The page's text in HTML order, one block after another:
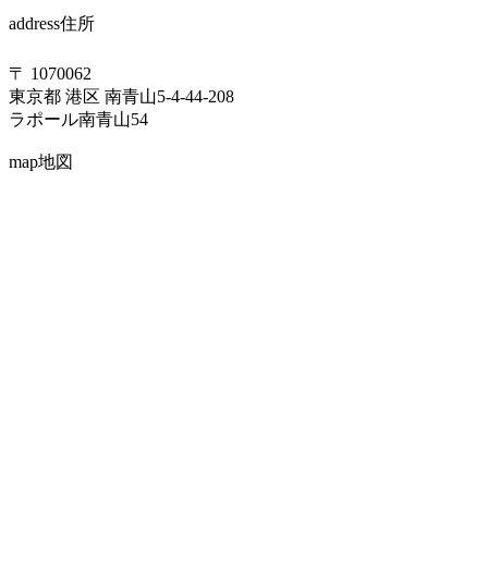
address住所
〒 1070062
東京都 港区 南青山5-4-44-208
ラポール南青山54
map地図